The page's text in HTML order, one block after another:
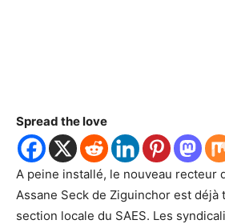
Spread the love
A peine installé, le nouveau recteur
Assane Seck de Ziguinchor est déjà
section locale du SAES. Les